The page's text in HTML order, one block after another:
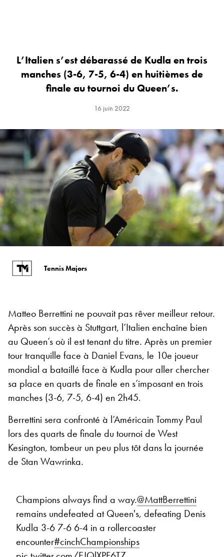
L’Italien s’est débarassé de Kudla en trois
manches (3-6, 7-5, 6-4) en huitièmes de
finale au tournoi du Queen’s.
16 juin 2022
Tennis Majors
Matteo Berrettini ne pouvait pas rêver meilleur retour.
Après son succès à Stuttgart, l’Italien enchaîne bien
au Queen’s où il est tenant du titre. Après un premier
tour tranquille face à Daniel Evans, le 10e joueur
mondial a bataillé face à Kudla pour aller chercher
sa place en quarts de finale en s’imposant en trois
manches (3-6, 7-5, 6-4) en 2h45.
Berrettini sera confronté à l’Américain Tommy Paul
lors des quarts de finale du tournoi de West
Kesington, tombeur un peu plus tôt dans la journée
de Stan Wawrinka.
Champions always find a way.@MattBerrettini
remains undefeated at Queen's, defeating Denis
Kudla 3-6 7-6 6-4 in a rollercoaster
encounter#cinchChampionships